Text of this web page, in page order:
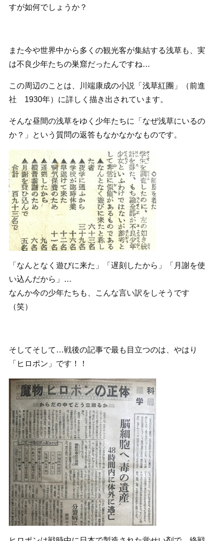
すが如何でしょうか？
また今や世界中から多くの観光客が集結する浅草も、実
は不良少年たちの巣窟だったんですね…
この周辺のことは、川端康成の小説「浅草紅團」（前進
社 1930年）に詳しく描き出されています。
そんな昼間の浅草をゆく少年たちに「なぜ浅草にいるの
か？」という質問の返答もなかなかなものです。
「なんとなく遊びに来た」「遅刻したから」「月謝を使
い込んだから」…
なんか今の少年たちも、こんな言い訳をしそうです
（笑）
そしてそして…戦後の記事で最も目立つのは、やはり
「ヒロポン」です！！